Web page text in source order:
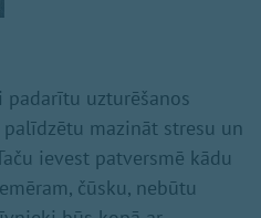
uzturēšanos
mazināt stresu un
ievest patversmē kādu
čūsku, nebūtu